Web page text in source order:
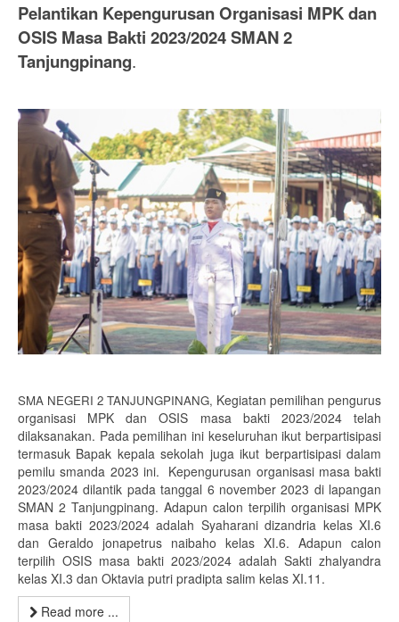
Pelantikan Kepengurusan Organisasi MPK dan
OSIS Masa Bakti 2023/2024 SMAN 2
Tanjungpinang.
SMA NEGERI 2 TANJUNGPINANG, Kegiatan pemilihan pengurus
organisasi MPK dan OSIS masa bakti 2023/2024 telah
dilaksanakan. Pada pemilihan ini keseluruhan ikut berpartisipasi
termasuk Bapak kepala sekolah juga ikut berpartisipasi dalam
pemilu smanda 2023 ini. Kepengurusan organisasi masa bakti
2023/2024 dilantik pada tanggal 6 november 2023 di lapangan
SMAN 2 Tanjungpinang. Adapun calon terpilih organisasi MPK
masa bakti 2023/2024 adalah Syaharani dizandria kelas XI.6
dan Geraldo jonapetrus naibaho kelas XI.6. Adapun calon
terpilih OSIS masa bakti 2023/2024 adalah Sakti zhalyandra
kelas XI.3 dan Oktavia putri pradipta salim kelas XI.11.
Read more ...